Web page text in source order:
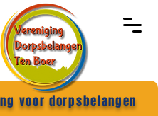
voor dorpsbelangen